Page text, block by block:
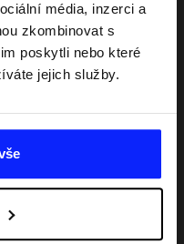
média, inzerci a
zkombinovat s
poskytli nebo které
jejich služby.